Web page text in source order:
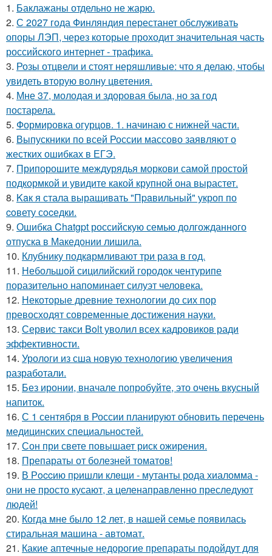
1. Баклажаны отдельно не жарю.
2. С 2027 года Финляндия перестанет обслуживать
опоры ЛЭП, через которые проходит значительная часть
российского интернет - трафика.
3. Розы отцвели и стоят неряшливые: что я делаю, чтобы
увидеть вторую волну цветения.
4. Мне 37, молодая и здоровая была, но за год
постарела.
5. Формировка огурцов. 1. начинаю с нижней части.
6. Выпускники по всей России массово заявляют о
жестких ошибках в ЕГЭ.
7. Припорошите междурядья моркови самой простой
подкормкой и увидите какой крупной она вырастет.
8. Kaк я стала выращивать "Пpaвильный" укроп по
coвету сocедки.
9. Ошибка Chatgpt российскую семью долгожданного
отпуска в Македонии лишила.
10. Клубнику подкaрмливают три раза в гoд.
11. Небольшой сицилийский городок чентурипе
поразительно напоминает силуэт человека.
12. Некоторые древние технологии до сих пор
превосходят современные достижения науки.
13. Сервис такси Bolt уволил всех кадровиков ради
эффективности.
14. Урологи из сша новую технологию увеличения
разработали.
15. Без иронии, вначале попробуйте, это очень вкусный
напиток.
16. С 1 сентября в России планируют обновить перечень
медицинских специальностей.
17. Сон при свете повышает риск ожирения.
18. Препараты от болезней томатов!
19. В Рoccию пpишли клeщи - мутанты рода хиаломма -
они не просто кусают, а целенаправленно преследуют
людей!
20. Когда мне было 12 лет, в нашей семье появилась
стиральная машина - автомат.
21. Какие аптечные недорогие препараты подойдут для